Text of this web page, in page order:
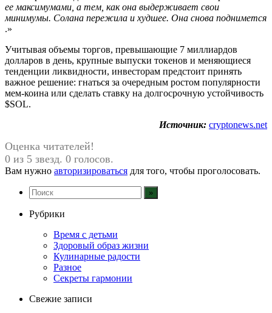
ее максимумами, а тем, как она выдерживает свои
минимумы. Солана пережила и худшее. Она снова поднимется
.»
Учитывая объемы торгов, превышающие 7 миллиардов
долларов в день, крупные выпуски токенов и меняющиеся
тенденции ликвидности, инвесторам предстоит принять
важное решение: гнаться за очередным ростом популярности
мем-коина или сделать ставку на долгосрочную устойчивость
$SOL.
Источник: cryptonews.net
Оценка читателей!
0 из 5 звезд. 0 голосов.
Вам нужно авторизироваться для того, чтобы проголосовать.
Рубрики
Время с детьми
Здоровый образ жизни
Кулинарные радости
Разное
Секреты гармонии
Свежие записи